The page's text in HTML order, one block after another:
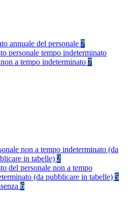
annuale del personale 7
personale tempo indeterminato
a tempo indeterminato 7
non a tempo indeterminato (da
in tabelle) 2
del personale non a tempo
(da pubblicare in tabelle) 5
6